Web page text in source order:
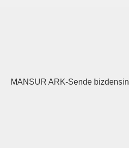
MANSUR ARK-Sende bizdensin